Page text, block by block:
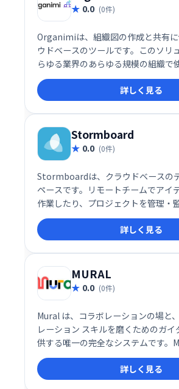
0.0 (0件)
Organimiは、組織図の作成と共有
ウドベースのツールです。このソリ
らゆる業界のあらゆる規模の組織で
ず、組織のレポート構造と連絡先を
ァイルをアップロードするか、
Rosterツールから従業員をドラッグ
を手動で作成できます。
詳しく見る
Stormboard
0.0 (0件)
Stormboardは、クラウドベースの
ペースです。リモートチームでアイ
作業したり、プロジェクトを管理・
を開催したりできます。Android/
し、ホワイトボードや付箋を使った
ン、コメント追加、SSL暗号化によ
信を実現します。場所を選ばず、チ
業を進められます。
詳しく見る
MURAL
0.0 (0件)
Mural は、コラボレーションの場と
レーション スキルを磨くためのガ
供する唯一の完全なシステムです。
と、進歩が速くなり、アイデアが改
より幸せになり、一貫して優れた結
詳しく見る